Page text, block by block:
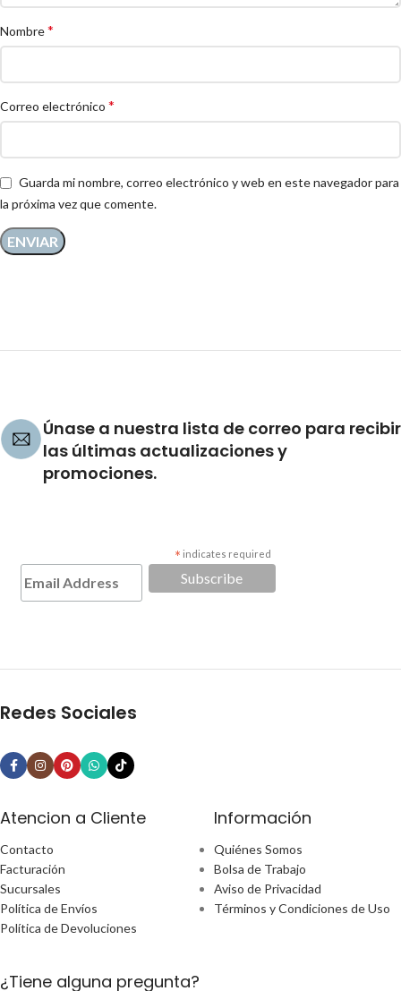
Nombre*
Correo electrónico *
Guarda mi nombre, correo electrónico y web en este navegador para
la próxima vez que comente.
Únase a nuestra lista de correo para recibir
las últimas actualizaciones y
promociones.
* indicates required
Redes Sociales
Atencion a Cliente
Contacto
Facturación
Sucursales
Política de Envíos
Política de Devoluciones
Información
Quiénes Somos
Bolsa de Trabajo
Aviso de Privacidad
Términos y Condiciones de Uso
¿Tiene alguna pregunta?